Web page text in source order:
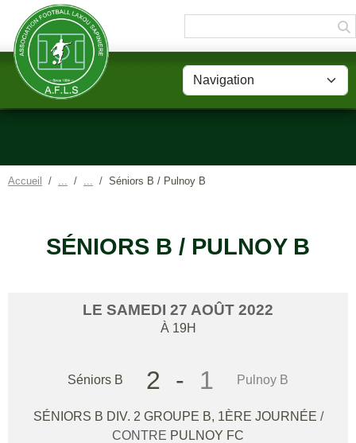
Accueil Séniors B / Pulnoy B
SÉNIORS B / PULNOY B
LE SAMEDI 27 AOÛT 2022
À 19H
Séniors B 2 - 1 Pulnoy B
SÉNIORS B DIV. 2 GROUPE B, 1ÈRE JOURNÉE /
CONTRE PULNOY FC
Panneau de gestion des cookies